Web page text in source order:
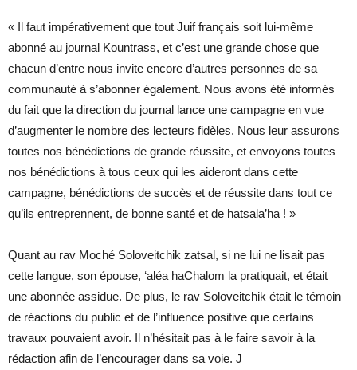
« Il faut impérativement que tout Juif français soit lui-même
abonné au journal Kountrass, et c’est une grande chose que
chacun d’entre nous invite encore d’autres personnes de sa
communauté à s’abonner également. Nous avons été informés
du fait que la direction du journal lance une campagne en vue
d’augmenter le nombre des lecteurs fidèles. Nous leur assurons
toutes nos bénédictions de grande réussite, et envoyons toutes
nos bénédictions à tous ceux qui les aideront dans cette
campagne, bénédictions de succès et de réussite dans tout ce
qu’ils entreprennent, de bonne santé et de hatsala’ha ! »
Quant au rav Moché Soloveitchik zatsal, si ne lui ne lisait pas
cette langue, son épouse, ‘aléa haChalom la pratiquait, et était
une abonnée assidue. De plus, le rav Soloveitchik était le témoin
de réactions du public et de l’influence positive que certains
travaux pouvaient avoir. Il n’hésitait pas à le faire savoir à la
rédaction afin de l’encourager dans sa voie. J